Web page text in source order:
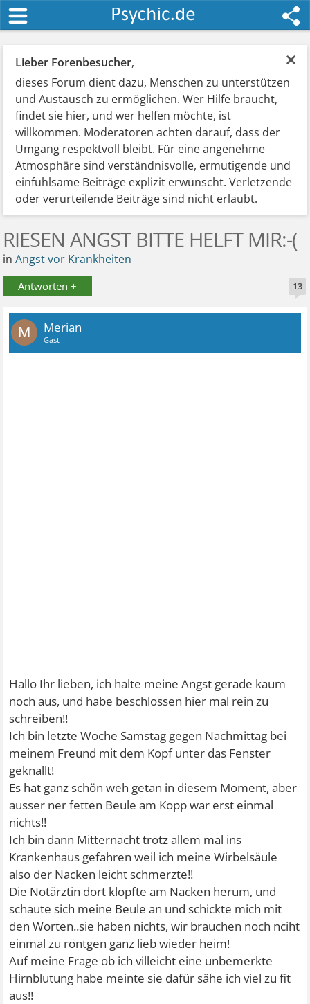
×
Lieber Forenbesucher,
dieses Forum dient dazu, Menschen zu unterstützen
und Austausch zu ermöglichen. Wer Hilfe braucht,
findet sie hier, und wer helfen möchte, ist
willkommen. Moderatoren achten darauf, dass der
Umgang respektvoll bleibt. Für eine angenehme
Atmosphäre sind verständnisvolle, ermutigende und
einfühlsame Beiträge explizit erwünscht. Verletzende
oder verurteilende Beiträge sind nicht erlaubt.
RIESEN ANGST BITTE HELFT MIR:-(
inAngst vor Krankheiten
Antworten + 13
M Merian
Gast
Hallo Ihr lieben, ich halte meine Angst gerade kaum
noch aus, und habe beschlossen hier mal rein zu
schreiben!!
Ich bin letzte Woche Samstag gegen Nachmittag bei
meinem Freund mit dem Kopf unter das Fenster
geknallt!
Es hat ganz schön weh getan in diesem Moment, aber
ausser ner fetten Beule am Kopp war erst einmal
nichts!!
Ich bin dann Mitternacht trotz allem mal ins
Krankenhaus gefahren weil ich meine Wirbelsäule
also der Nacken leicht schmerzte!!
Die Notärztin dort klopfte am Nacken herum, und
schaute sich meine Beule an und schickte mich mit
den Worten..sie haben nichts, wir brauchen noch nciht
einmal zu röntgen ganz lieb wieder heim!
Auf meine Frage ob ich villeicht eine unbemerkte
Hirnblutung habe meinte sie dafür sähe ich viel zu fit
aus!!